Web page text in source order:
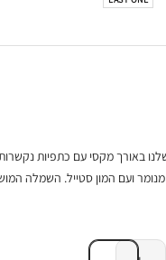
באורך מקסי עם כתפיות
ועם המון סטייל. השמלה